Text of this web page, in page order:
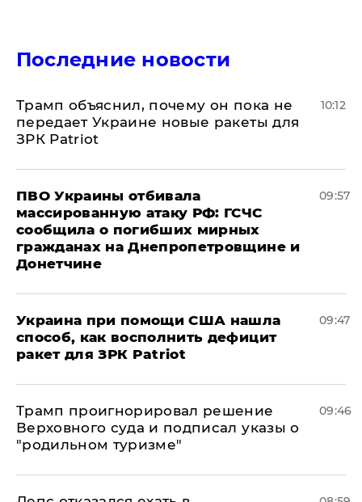
Последние новости
Трамп объяснил, почему он пока не
передает Украине новые ракеты для
ЗРК Patriot
10:12
ПВО Украины отбивала
массированную атаку РФ: ГСЧС
сообщила о погибших мирных
гражданах на Днепропетровщине и
Донетчине
09:57
Украина при помощи США нашла
способ, как восполнить дефицит
ракет для ЗРК Patriot
09:47
Трамп проигнорировал решение
Верховного суда и подписал указы о
"родильном туризме"
09:46